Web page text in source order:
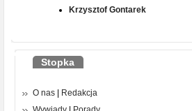
Krzysztof Gontarek
Stopka
O nas
Redakcja